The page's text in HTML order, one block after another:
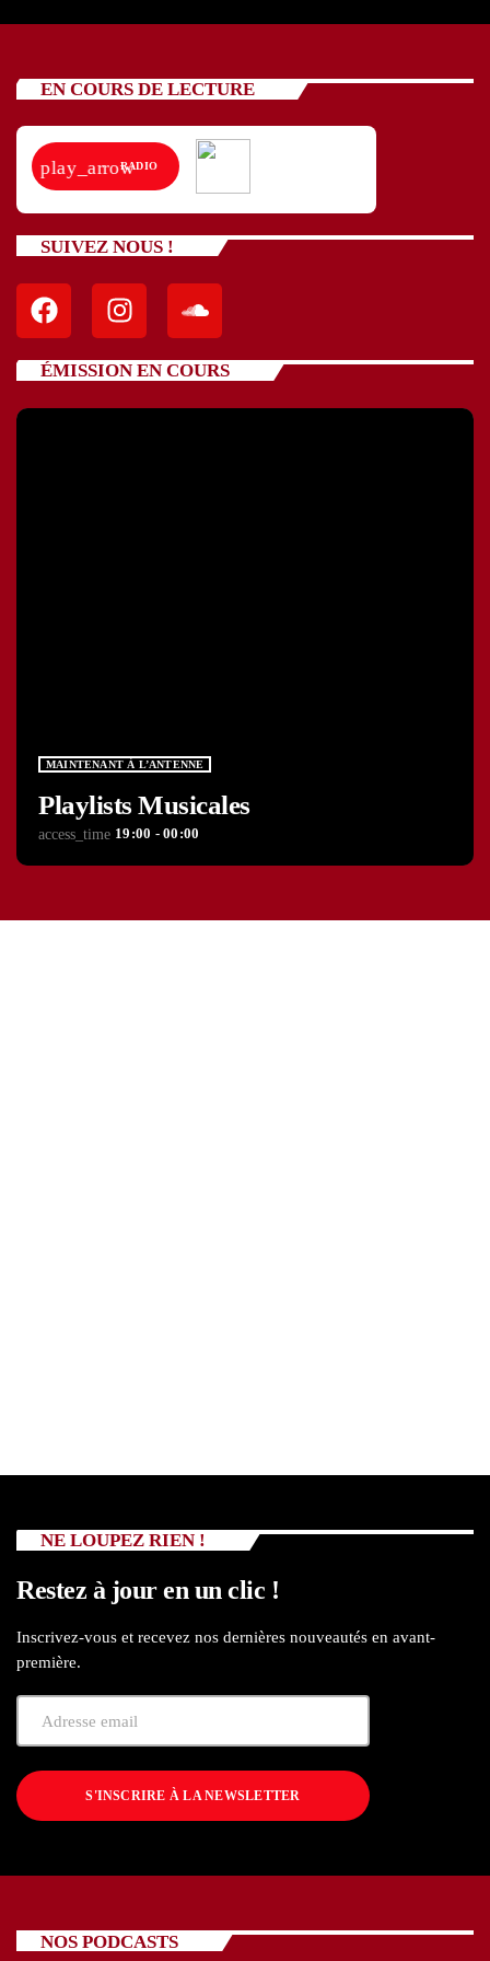
EN COURS DE LECTURE
play_arrowRADIO
SUIVEZ NOUS !
ÉMISSION EN COURS
MAINTENANT À L’ANTENNE
Playlists Musicales
access_time 19:00 - 00:00
NE LOUPEZ RIEN !
Restez à jour en un clic !
Inscrivez-vous et recevez nos dernières nouveautés en avant-
première.
S'INSCRIRE À LA NEWSLETTER
NOS PODCASTS